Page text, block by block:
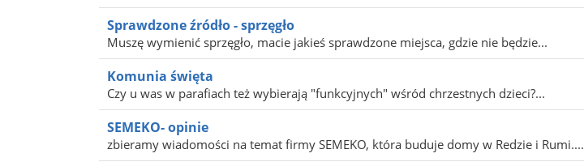
Sprawdzone źródło - sprzęgło
Muszę wymienić sprzęgło, macie jakieś sprawdzone miejsca, gdzie nie będzie...
Komunia święta
Czy u was w parafiach też wybierają "funkcyjnych" wśród chrzestnych dzieci?...
SEMEKO- opinie
zbieramy wiadomości na temat firmy SEMEKO, która buduje domy w Redzie i Rumi....